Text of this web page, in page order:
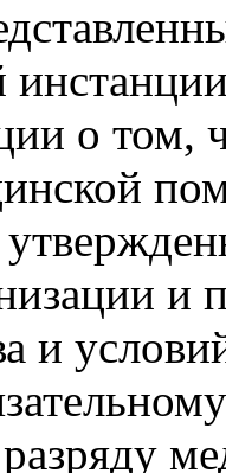
о том,
и
и